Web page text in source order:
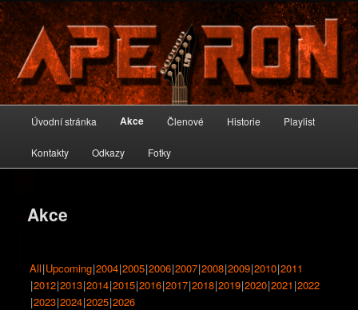
A-PEIRON
Oficiální stránky skupiny A-PEIRON
navigační
Přejít
k
obsahu
Úvodní stránka Akce Členové Historie Playlist
Kontakty Odkazy Fotky
Akce
All Upcoming 2004 2005 2006 2007 2008 2009 2010 2011
2012 2013 2014 2015 2016 2017 2018 2019 2020 2021 2022
2023 2024 2025 2026